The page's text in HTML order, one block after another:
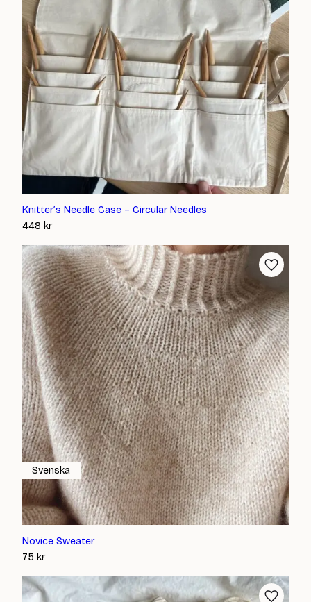
Knitter’s Needle Case – Circular Needles
448 kr
Novice Sweater
75 kr
Svenska